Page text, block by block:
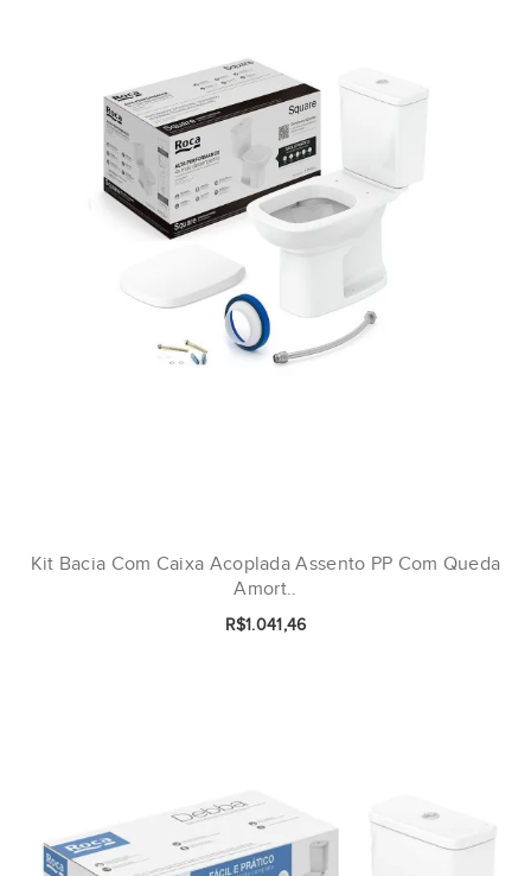
Kit Bacia Com Caixa Acoplada Assento PP Com Queda
Amort..
R$1.041,46